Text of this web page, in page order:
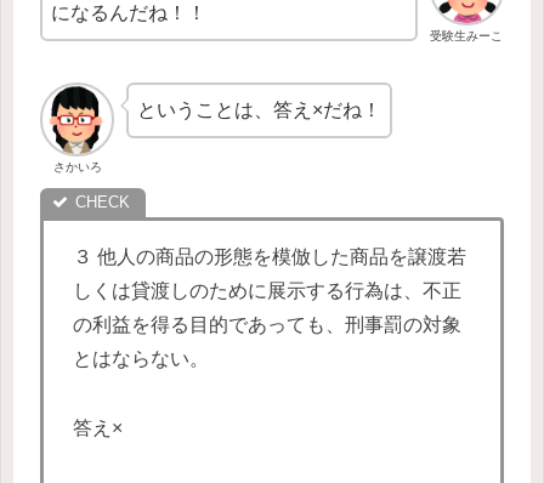
受験生みーこ
になるんだね！！
さかいろ
ということは、答え×だね！
３ 他人の商品の形態を模倣した商品を譲渡若
しくは貸渡しのために展示する行為は、不正
の利益を得る目的であっても、刑事罰の対象
とはならない。
答え×